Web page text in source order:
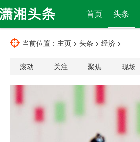
首页 头条
当前位置： 主页 > 头条 > 经济 >
滚动 关注 聚焦 现场